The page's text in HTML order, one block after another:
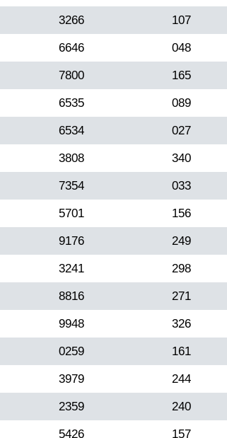
3266 107
6646 048
7800 165
6535 089
6534 027
3808 340
7354 033
5701 156
9176 249
3241 298
8816 271
9948 326
0259 161
3979 244
2359 240
5426 157